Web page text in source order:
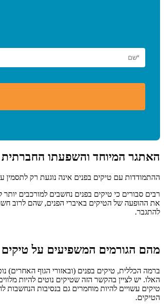
האתגר המיוחד והשפעתו החברתית
ההתמודדות עם טיקים בפנים אינה נוגעת רק
רבים סבורים כי טיקים בפנים נחשבים למורכבים
את ההופעה של הטיקים באיברי הפנים, שהם לרוב
להתגבר.
מהם הגורמים המשפיעים על טיקים
ברמה הכללית, טיקים בפנים (ובאזורי הגוף האחרים)
טיקים עשויים להיות מוחמרים גם בנסיבות הנחשבות
הטיקים.